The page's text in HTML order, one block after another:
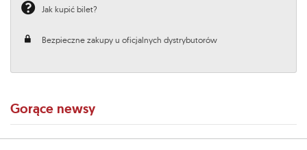
Jak kupić bilet?
Bezpieczne zakupy u oficjalnych dystrybutorów
Gorące newsy